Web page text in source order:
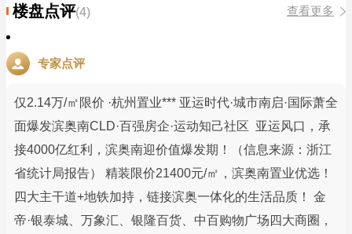
楼盘点评(4) 查看更多
专家点评
仅2.14万/㎡限价 ·杭州置业*** 亚运时代·城市南启·国际萧全
面爆发滨奥南CLD·百强房企·运动知己社区 亚运风口，承
接4000亿红利，滨奥南迎价值爆发期！（信息来源：浙江
省统计局报告） 精装限价21400元/㎡，滨奥南置业优选！
四大主干道+地铁加持，链接滨奥一体化的生活品质！ 金
帝·银泰城、万象汇、银隆百货、中百购物广场四大商圈，